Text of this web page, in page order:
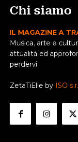
Chi siamo
IL MAGAZINE A
Musica, arte e
attualità ed
perdervi
ZetaTiElle by ISO s.r.l